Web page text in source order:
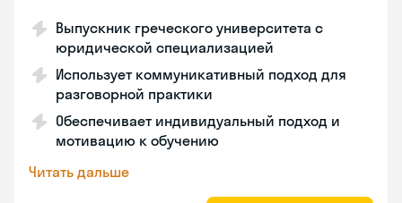
Выпускник греческого университета с
юридической специализацией
Использует коммуникативный подход для
разговорной практики
Обеспечивает индивидуальный подход и
мотивацию к обучению
Читать дальше